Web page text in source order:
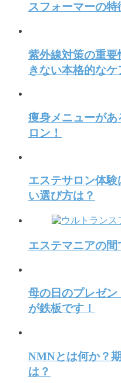
スフォーマーの特
紫外線対策の重
きない本格的なケ
痩身メニューが
ロン！
エステサロン体
い選び方は？
エステマニアの間
母の日のプレゼ
が鉄板です！
NMNとは何か？
は？